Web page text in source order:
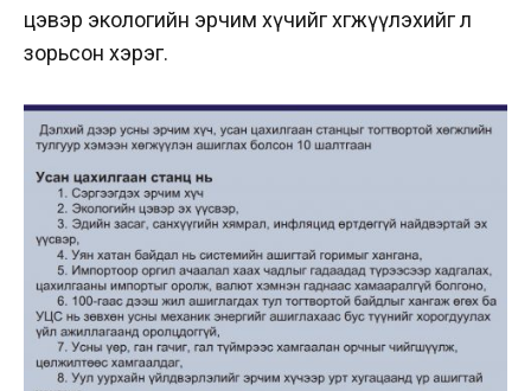
цэвэр экологийн эрчим хүчийг хөгжүүлэхийг л
зорьсон хэрэг.